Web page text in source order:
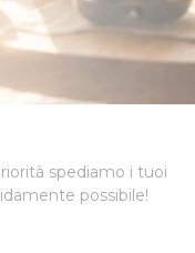
spediamo i tuoi
possibile!